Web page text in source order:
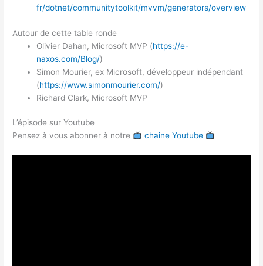
fr/dotnet/communitytoolkit/mvvm/generators/overview
Autour de cette table ronde
Olivier Dahan, Microsoft MVP (https://e-
naxos.com/Blog/)
Simon Mourier, ex Microsoft, développeur indépendant
(https://www.simonmourier.com/)
Richard Clark, Microsoft MVP
L’épisode sur Youtube
Pensez à vous abonner à notre
chaine Youtube